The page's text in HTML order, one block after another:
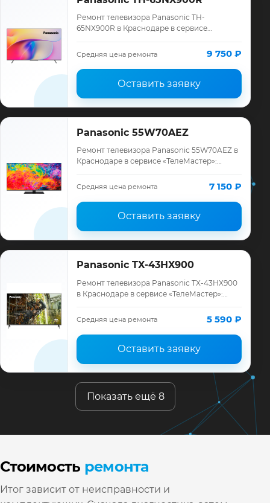
Ремонт телевизора Panasonic TH-
65NX900R в Краснодаре в сервисе
Panasonic, смета до ремонта, запчасти и
гарантия до 12 мес…
Средняя цена ремонта 9 750 ₽
Оставить заявку
Panasonic 55W70AEZ
Ремонт телевизора Panasonic 55W70AEZ в
Краснодаре в сервисе «ТелеМастер»:
ремонта, запчасти и гарантия до 12
Средняя цена ремонта 7 150 ₽
Оставить заявку
Panasonic TX-43HX900
Ремонт телевизора Panasonic TX-43HX900
в Краснодаре в сервисе «ТелеМастер»:
ремонта, запчасти и гарантия до 12 меся…
Средняя цена ремонта 5 590 ₽
Оставить заявку
Показать ещё 8
Стоимость ремонта
Итог зависит от неисправности и